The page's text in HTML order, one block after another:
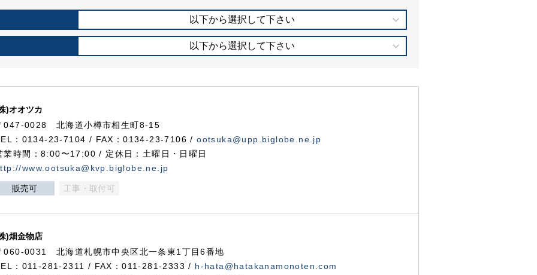
以下から選択して下さい
以下から選択して下さい
)オオツカ
047-0028 北海道小樽市相生町8-15
：0134-23-7104 / FAX：0134-23-7106 /ootsuka@upp.biglobe.ne.jp
業時間：8:00〜17:00 / 定休日：土曜日・日曜日
www.ootsuka@kvp.biglobe.ne.jp
販売可 工事・取付可
)畑金物店
060-0031 北海道札幌市中央区北一条東1丁目6番地
：011-281-2311 / FAX：011-281-2333 / h-hata@hatakanamonoten.com